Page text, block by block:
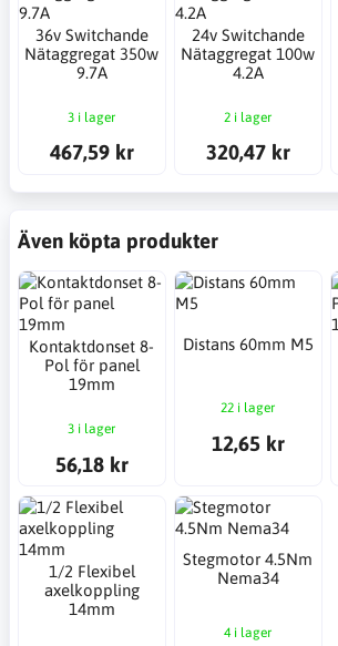
36v Switchande
Nätaggregat 350w
9.7A
3 i lager
467,59 kr
24v Switchande
Nätaggregat 100w
4.2A
2 i lager
320,47 kr
Även köpta produkter
Kontaktdonset 8-
Pol för panel
19mm
3 i lager
56,18 kr
Distans 60mm M5
22 i lager
12,65 kr
1/2 Flexibel
axelkoppling
14mm
Stegmotor 4.5Nm
Nema34
4 i lager